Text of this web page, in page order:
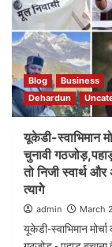
Blog
Business
Dehardun
यूकेडी-स्वाभिमान
चुनावी
तो निजी स्वार्थ
त्यागेे
admin March
यूकेडी-स्वाभिमान